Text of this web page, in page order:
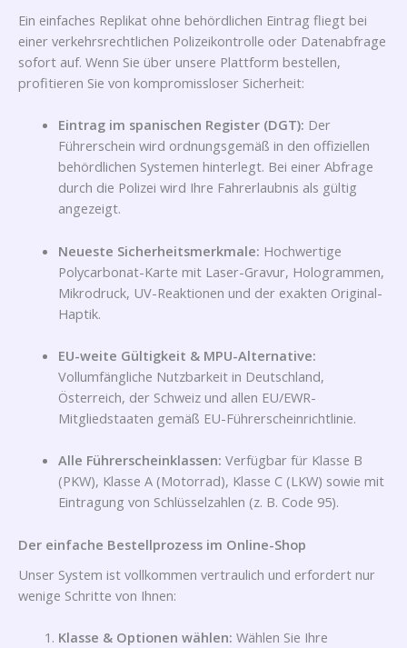
Ein einfaches Replikat ohne behördlichen Eintrag fliegt bei
einer verkehrsrechtlichen Polizeikontrolle oder Datenabfrage
sofort auf. Wenn Sie über unsere Plattform bestellen,
profitieren Sie von kompromissloser Sicherheit:
Eintrag im spanischen Register (DGT): Der
Führerschein wird ordnungsgemäß in den offiziellen
behördlichen Systemen hinterlegt. Bei einer Abfrage
durch die Polizei wird Ihre Fahrerlaubnis als gültig
angezeigt.
Neueste Sicherheitsmerkmale: Hochwertige
Polycarbonat-Karte mit Laser-Gravur, Hologrammen,
Mikrodruck, UV-Reaktionen und der exakten Original-
Haptik.
EU-weite Gültigkeit & MPU-Alternative:
Vollumfängliche Nutzbarkeit in Deutschland,
Österreich, der Schweiz und allen EU/EWR-
Mitgliedstaaten gemäß EU-Führerscheinrichtlinie.
Alle Führerscheinklassen: Verfügbar für Klasse B
(PKW), Klasse A (Motorrad), Klasse C (LKW) sowie mit
Eintragung von Schlüsselzahlen (z. B. Code 95).
Der einfache Bestellprozess im Online-Shop
Unser System ist vollkommen vertraulich und erfordert nur
wenige Schritte von Ihnen:
Klasse & Optionen wählen: Wählen Sie Ihre